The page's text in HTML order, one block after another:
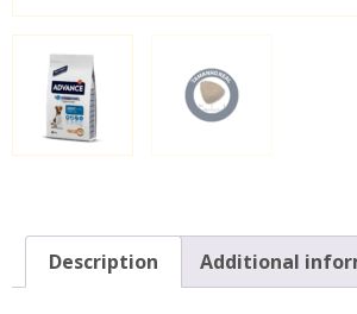
Description Additional